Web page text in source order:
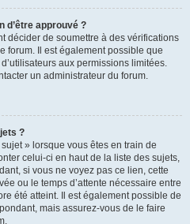
d’être approuvé ?
décider de soumettre à des vérifications
forum. Il est également possible que
aux permissions limitées.
un administrateur du forum.
?
» lorsque vous êtes en train de
celui-ci en haut de la liste des sujets,
si vous ne voyez pas ce lien, cette
ou le temps d’attente nécessaire entre
été atteint. Il est également possible de
mais assurez-vous de le faire